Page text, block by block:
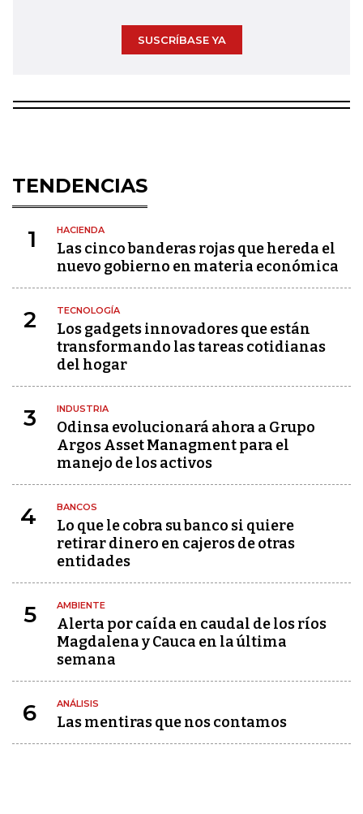
SUSCRÍBASE YA
TENDENCIAS
1 HACIENDA
Las cinco banderas rojas que hereda el
nuevo gobierno en materia económica
2 TECNOLOGÍA
Los gadgets innovadores que están
transformando las tareas cotidianas
del hogar
3 INDUSTRIA
Odinsa evolucionará ahora a Grupo
Argos Asset Managment para el
manejo de los activos
4 BANCOS
Lo que le cobra su banco si quiere
retirar dinero en cajeros de otras
entidades
5 AMBIENTE
Alerta por caída en caudal de los ríos
Magdalena y Cauca en la última
semana
6 ANÁLISIS
Las mentiras que nos contamos